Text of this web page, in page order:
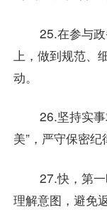
25.在参与
上，做到规范、
动。
26.坚持实
美”，严守保密纪
27.快，第
理解意图，避免